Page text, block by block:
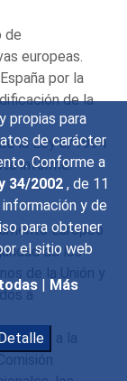
propias para
de carácter
Conforme a
34/2002 , de 11
y de
para obtener
el sitio web
| Más
de
europeas.
por la
de la
la Ley 8/1994
informe.
Europeo
de los
de la Unión y
a
a la